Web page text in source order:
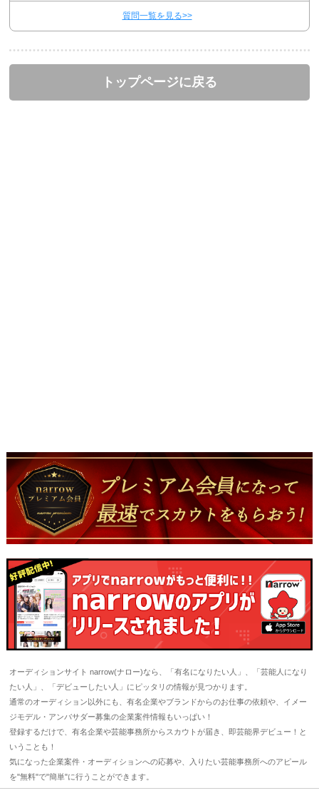
質問一覧を見る>>
トップページに戻る
オーディションサイト narrow(ナロー)なら、「有名になりたい人」、「芸能人になり
たい人」、「デビューしたい人」にピッタリの情報が見つかります。
通常のオーディション以外にも、有名企業やブランドからのお仕事の依頼や、イメー
ジモデル・アンバサダー募集の企業案件情報もいっぱい！
登録するだけで、有名企業や芸能事務所からスカウトが届き、即芸能界デビュー！と
いうことも！
気になった企業案件・オーディションへの応募や、入りたい芸能事務所へのアピール
を"無料"で"簡単"に行うことができます。